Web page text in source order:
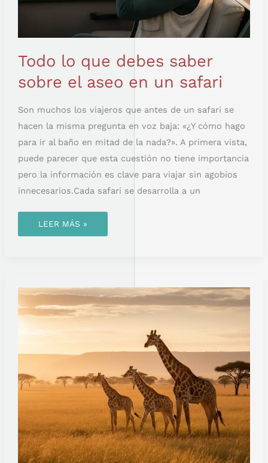
Todo lo que debes saber
sobre el aseo en un safari
Son muchos los viajeros que antes de un safari se
hacen la misma pregunta en voz baja: «¿Y cómo hago
para ir al baño en mitad de la nada?». A primera vista,
puede parecer que esta cuestión no tiene importancia
pero la información es clave para viajar sin agobios
innecesarios.Cada safari se desarrolla a un
LEER MÁS »
LA
COMUNICACIÓN
DE
LAS
UN
LENGUAJE